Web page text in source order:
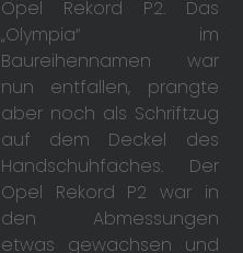
Opel Rekord P2. Das
„Olympia“ im
Baureihennamen war
nun entfallen, prangte
aber noch als Schriftzug
auf dem Deckel des
Handschuhfaches. Der
Opel Rekord P2 war in
den Abmessungen
etwas gewachsen und